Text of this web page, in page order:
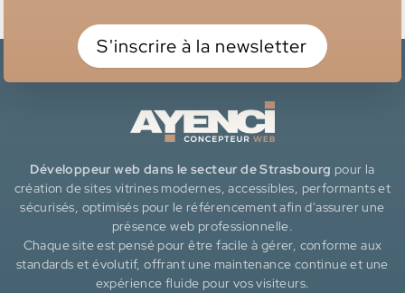
S'inscrire à la newsletter
Développeur web dans le secteur de Strasbourg pour la
création de sites vitrines modernes, accessibles, performants et
sécurisés, optimisés pour le référencement afin d'assurer une
présence web professionnelle.
Chaque site est pensé pour être facile à gérer, conforme aux
standards et évolutif, offrant une maintenance continue et une
expérience fluide pour vos visiteurs.